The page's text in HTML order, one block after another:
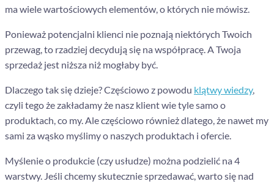
ma wiele wartościowych elementów, o których nie mówisz.
Ponieważ potencjalni klienci nie poznają niektórych Twoich
przewag, to rzadziej decydują się na współpracę. A Twoja
sprzedaż jest niższa niż mogłaby być.
Dlaczego tak się dzieje? Częściowo z powodu klątwy wiedzy,
czyli tego że zakładamy że nasz klient wie tyle samo o
produktach, co my. Ale częściowo również dlatego, że nawet my
sami za wąsko myślimy o naszych produktach i ofercie.
Myślenie o produkcie (czy usłudze) można podzielić na 4
warstwy. Jeśli chcemy skutecznie sprzedawać, warto się nad